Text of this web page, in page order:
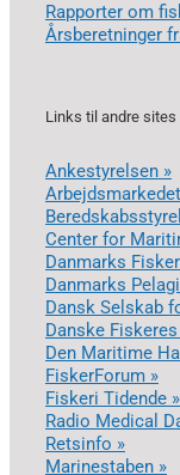
Rapporter om
Årsberetninger
Links til andre sites
Ankestyrelsen »
Center for
Danmarks
Danmarks
Dansk Selskab
Danske
Den Maritime
FiskerForum »
Fiskeri Tidende »
Radio Medical
Retsinfo »
Marinestaben »